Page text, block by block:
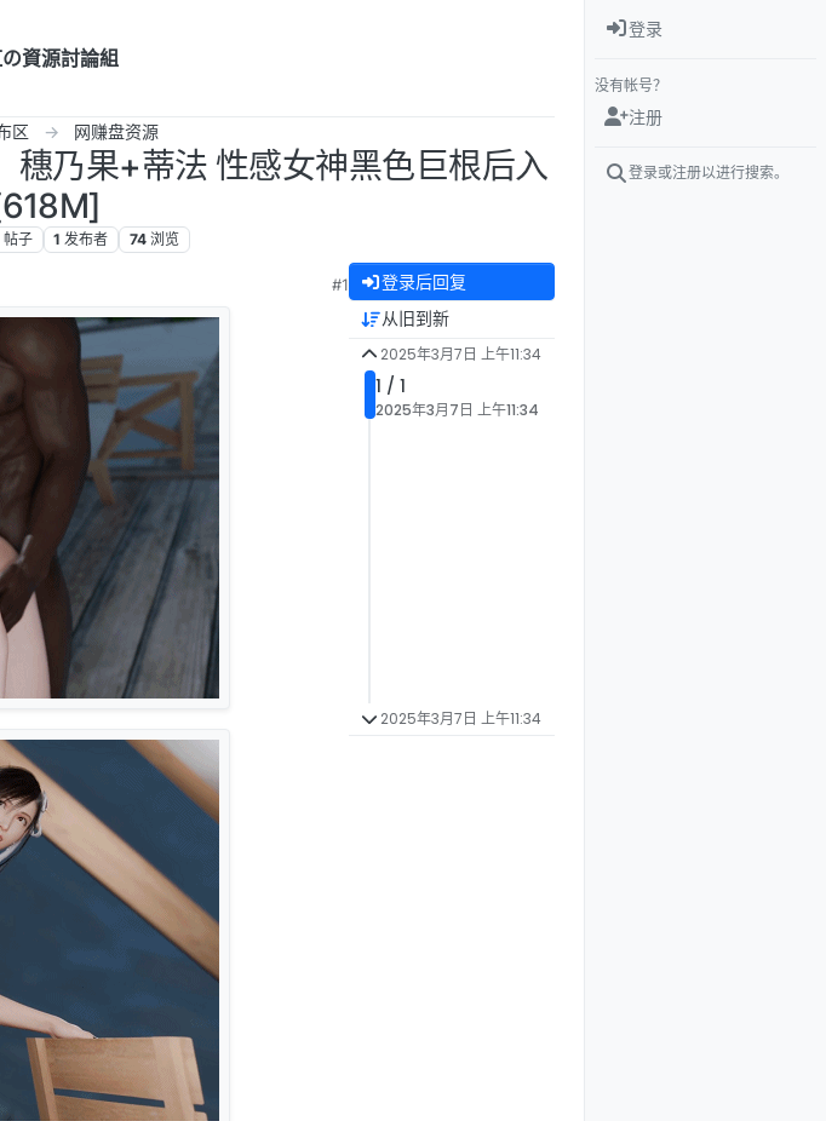
資源討論組
区 网赚盘资源
乃果+蒂法 性感女神黑色巨根后入
帖子 1 发布者 74 浏览
#1 登录后回复
从旧到新
2025年3月7日 上午11:34
1 / 1
2025年3月7日 上午11:34
2025年3月7日 上午11:34
登录
没有帐号？
注册
登录或注册以进行搜索。